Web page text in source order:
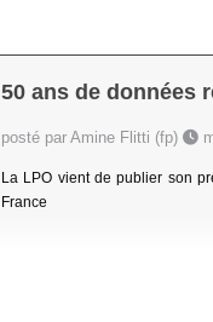
50 ans de données
posté par Amine Flitti (fp)
La LPO vient de publier son
France